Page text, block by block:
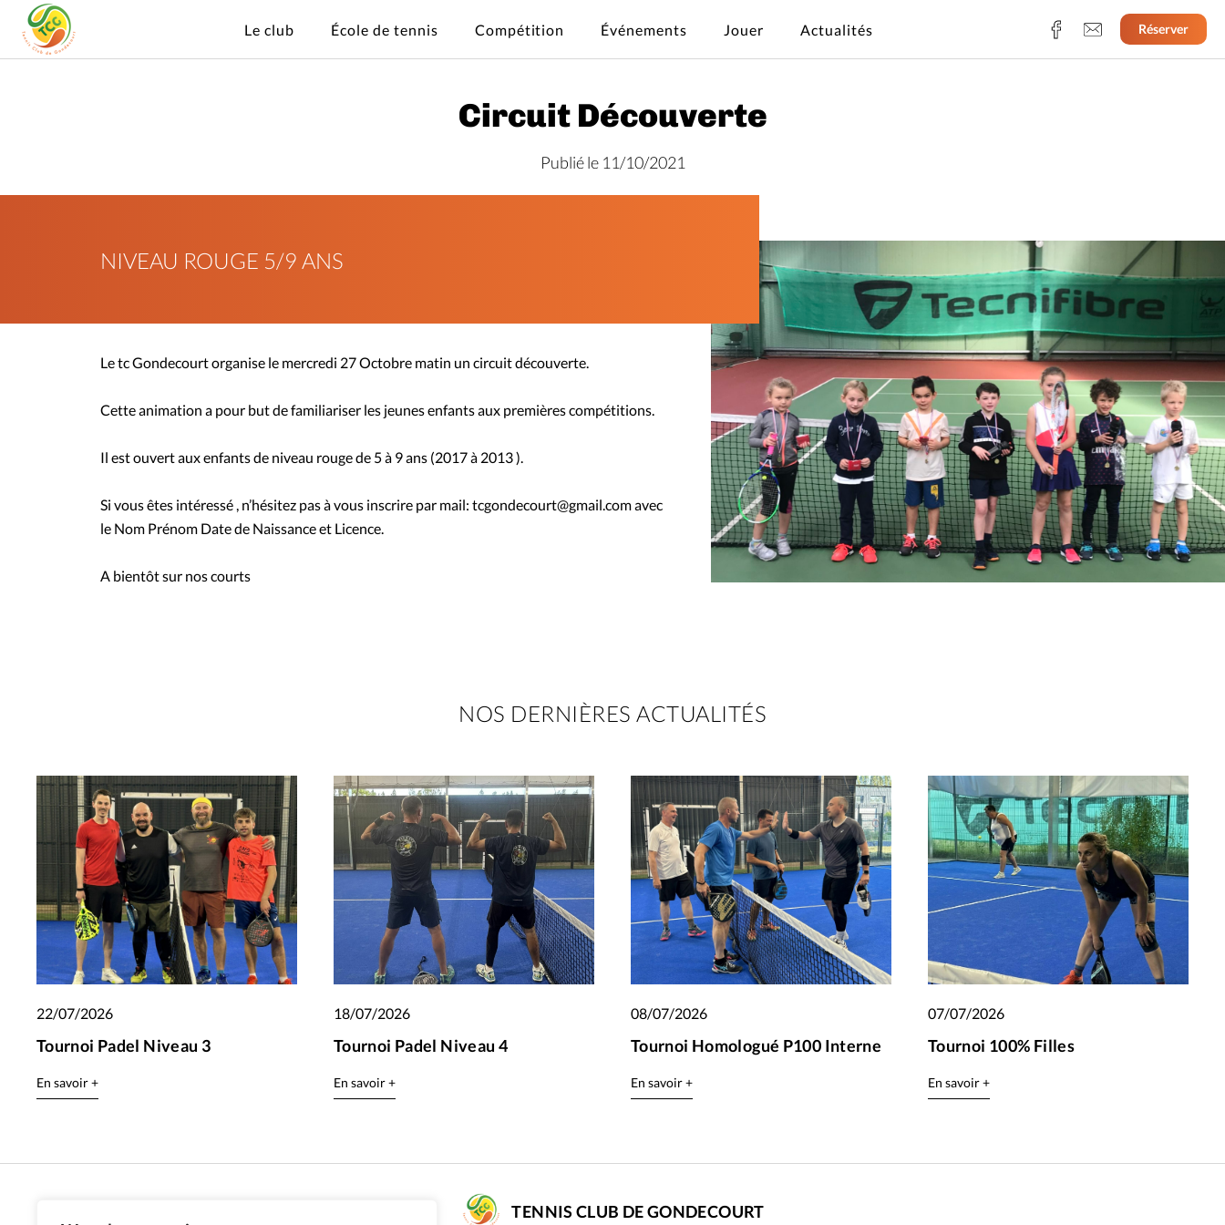
Le club École de tennis Compétition Événements Jouer Actualités Réserver
Circuit Découverte
Publié le 11/10/2021
NIVEAU ROUGE 5/9 ANS
Le tc Gondecourt organise le mercredi 27 Octobre matin un circuit découverte.
Cette animation a pour but de familiariser les jeunes enfants aux premières compétitions.
Il est ouvert aux enfants de niveau rouge de 5 à 9 ans (2017 à 2013 ).
Si vous êtes intéressé , n’hésitez pas à vous inscrire par mail: tcgondecourt@gmail.com avec
le Nom Prénom Date de Naissance et Licence.
A bientôt sur nos courts
NOS DERNIÈRES ACTUALITÉS
22/07/2026
Tournoi Padel Niveau 3
En savoir +
18/07/2026
Tournoi Padel Niveau 4
En savoir +
08/07/2026
Tournoi Homologué P100 Interne
En savoir +
07/07/2026
Tournoi 100% Filles
En savoir +
TENNIS CLUB DE GONDECOURT